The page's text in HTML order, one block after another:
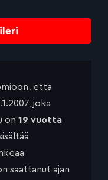
että
joka
on 19 vuotta
saattanut ajan